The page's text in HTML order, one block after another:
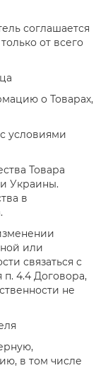
соглашается
от всего
о Товарах,
условиями
Товара
Украины.
в
или
связаться с
4.4 Договора,
не
в том числе